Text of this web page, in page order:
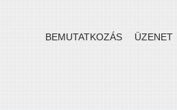
BEMUTATKOZÁS ÜZENET